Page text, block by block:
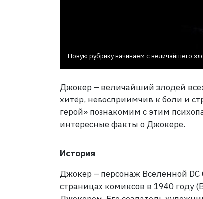
Новую рубрику начинаем с величайшего
Джокер – величайший злодей
хитёр, невосприимчив к боли и
герой» познакомим с этим
интересные факты о Джокере.
История
Джокер – персонаж Вселенной
страницах комиксов в 1940 году